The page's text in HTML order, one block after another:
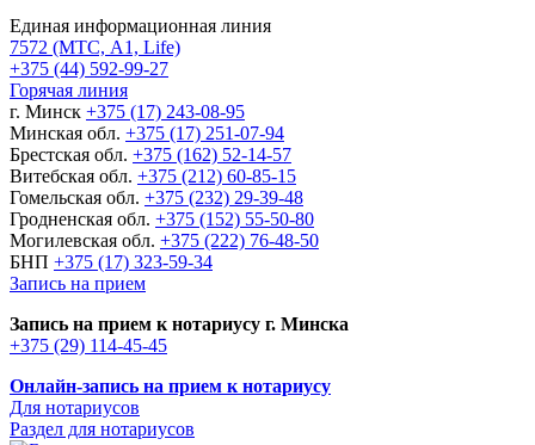
Единая информационная линия
7572 (МТС, A1, Life)
+375 (44) 592-99-27
Горячая линия
г. Минск +375 (17) 243-08-95
Минская обл. +375 (17) 251-07-94
Брестская обл. +375 (162) 52-14-57
Витебская обл. +375 (212) 60-85-15
Гомельская обл. +375 (232) 29-39-48
Гродненская обл. +375 (152) 55-50-80
Могилевская обл. +375 (222) 76-48-50
БНП +375 (17) 323-59-34
Запись на прием
Запись на прием к нотариусу г. Минска
+375 (29) 114-45-45
Онлайн-запись на прием к нотариусу
Для нотариусов
Раздел для нотариусов